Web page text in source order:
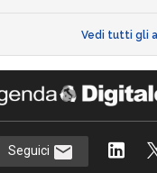
Vedi tutti gli
Seguici